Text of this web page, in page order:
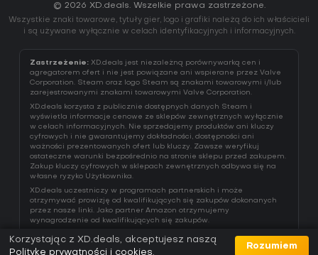
© 2026 XD.deals. Wszelkie prawa zastrzeżone.
Wszystkie znaki towarowe, tytuły gier, logo i grafiki należą do ich właścicieli
i są używane wyłącznie w celach identyfikacyjnych i informacyjnych.
Zastrzeżenie: XD.deals jest niezależną porównywarką cen i
agregatorem ofert i nie jest powiązane ani wspierane przez Valve
Corporation. Steam oraz logo Steam są znakami towarowymi i/lub
zarejestrowanymi znakami towarowymi Valve Corporation.
XD.deals korzysta z publicznie dostępnych danych Steam i
wyświetla informacje cenowe ze sklepów zewnętrznych wyłącznie
w celach informacyjnych. Nie sprzedajemy produktów ani kluczy
cyfrowych i nie gwarantujemy dokładności, dostępności ani
ważności prezentowanych ofert lub kluczy. Zawsze weryfikuj
ostateczne warunki bezpośrednio na stronie sklepu przed zakupem.
Zakup kluczy cyfrowych w sklepach zewnętrznych odbywa się na
własne ryzyko Użytkownika.
XD.deals uczestniczy w programach partnerskich i może
otrzymywać prowizję od kwalifikujących się zakupów dokonanych
przez nasze linki. Jako partner Amazon otrzymujemy
wynagrodzenie od kwalifikujących się zakupów.
Korzystając z XD.deals, akceptujesz naszą
Politykę prywatności i cookies
Rozumiem